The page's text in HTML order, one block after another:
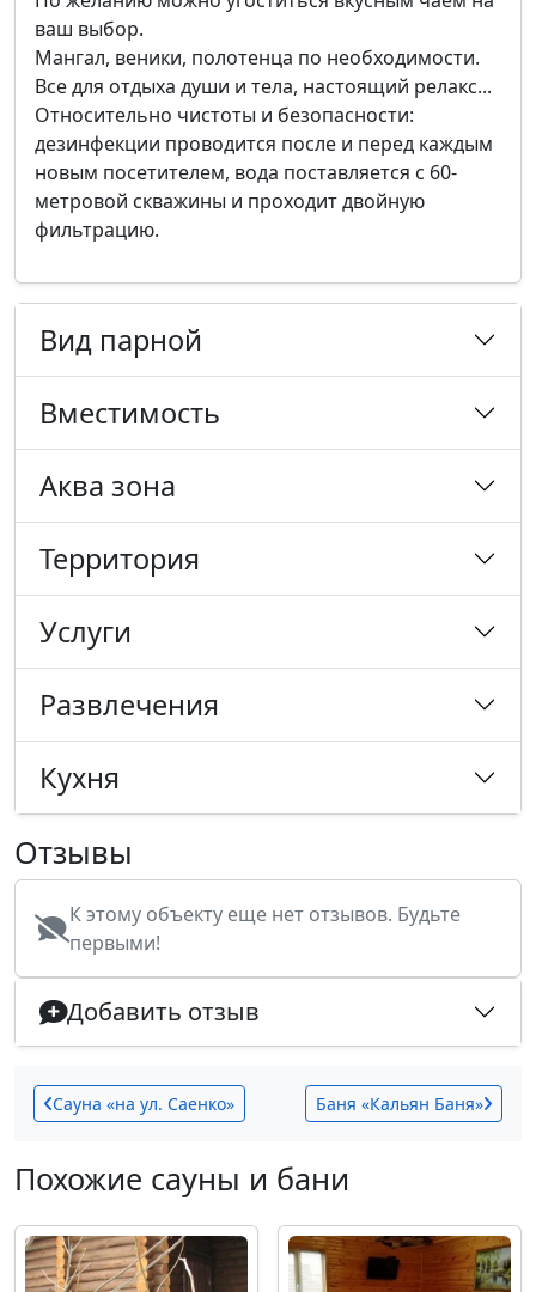
ваш выбор.
Мангал, веники, полотенца по необходимости.
Все для отдыха души и тела, настоящий релакс...
Относительно чистоты и безопасности:
дезинфекции проводится после и перед каждым
новым посетителем, вода поставляется с 60-
метровой скважины и проходит двойную
фильтрацию.
Вид парной
Вместимость
Аква зона
Территория
Услуги
Развлечения
Кухня
Отзывы
К этому объекту еще нет отзывов. Будьте
первыми!
Добавить отзыв
Сауна «на ул. Саенко» Баня «Кальян Баня»
Похожие сауны и бани